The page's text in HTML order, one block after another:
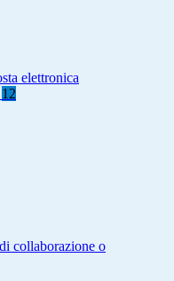
elettronica
12
collaborazione o